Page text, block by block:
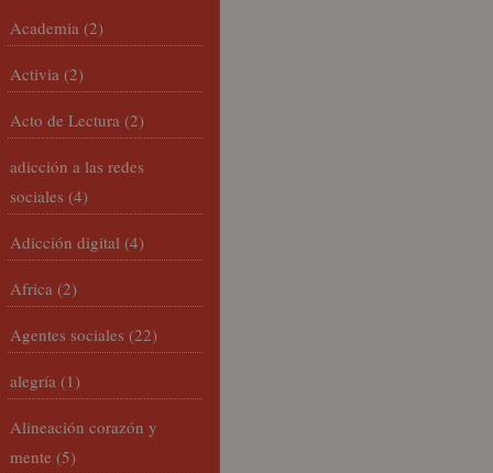
Academia (2)
Activia (2)
Acto de Lectura (2)
adicción a las redes
sociales (4)
Adicción digital (4)
Africa (2)
Agentes sociales (22)
alegría (1)
Alineación corazón y
mente (5)